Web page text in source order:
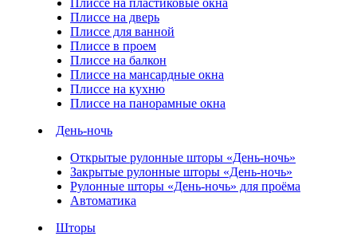
Плиссе на пластиковые окна
Плиссе на дверь
Плиссе для ванной
Плиссе в проем
Плиссе на балкон
Плиссе на мансардные окна
Плиссе на кухню
Плиссе на панорамные окна
День-ночь
Открытые рулонные шторы «День-ночь»
Закрытые рулонные шторы «День-ночь»
Рулонные шторы «День-ночь» для проёма
Автоматика
Шторы